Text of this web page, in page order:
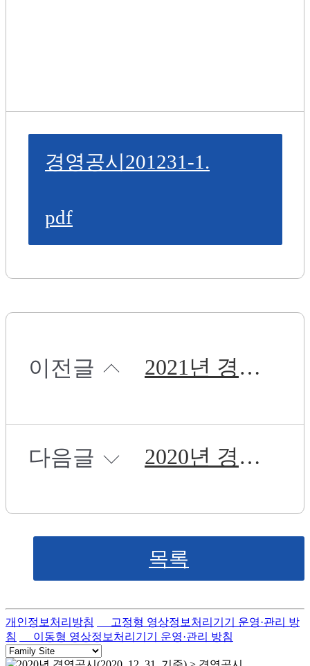
경영공시201231-1.
pdf
이전글 2021년 경영공시(2021. 6. 30. 기준)
다음글 2020년 경영공시(2020. 8. 31. 기준)
목록
개인정보처리방침
고정형 영상정보처리기기 운영·관리 방
침
이동형 영상정보처리기기 운영·관리 방침